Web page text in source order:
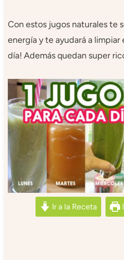
Con estos jugos naturales te
energía y te ayudará a limpiar
día! Además quedan super
Ir a la Receta